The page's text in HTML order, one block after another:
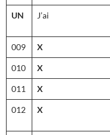
UN J’ai
009 X
010 X
011 X
012 X